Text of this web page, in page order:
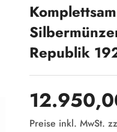
Republik
Regulärer Preis:
Preise inkl. MwSt.